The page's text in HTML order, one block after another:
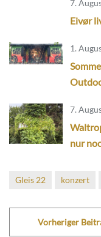
7.
Eivør
1.
7.
nur
Gleis 22 konzert
Vorheriger